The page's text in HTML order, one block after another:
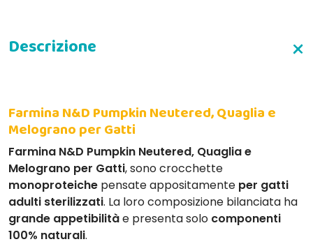
Farmina N&D Pumpkin Neutered, Quaglia e
Melograno per Gatti
Farmina N&D Pumpkin Neutered, Quaglia e
Melograno per Gatti, sono crocchette
monoproteiche pensate appositamente per gatti
adulti sterilizzati. La loro composizione bilanciata ha
grande appetibilitàe presenta solo componenti
100% naturali.